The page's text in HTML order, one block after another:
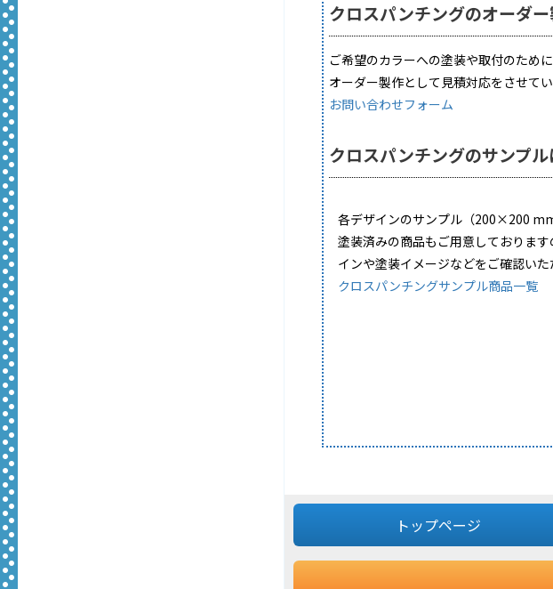
クロスパンチングのオーダ
ご希望のカラーへの塗装や取付のため
オーダー製作として見積対応をさせてい
お問い合わせフォーム
クロスパンチングのサンプル
各デザインのサンプル（200×200
塗装済みの商品もご用意しておりま
インや塗装イメージなどをご確認いた
クロスパンチングサンプル商品一覧
トップページ